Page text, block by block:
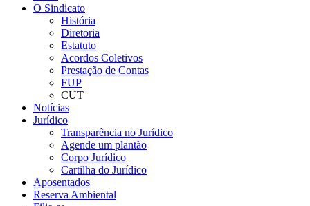
O Sindicato
História
Diretoria
Estatuto
Acordos Coletivos
Prestação de Contas
FUP
CUT
Notícias
Jurídico
Transparência no Jurídico
Agende um plantão
Corpo Jurídico
Cartilha do Jurídico
Aposentados
Reserva Ambiental